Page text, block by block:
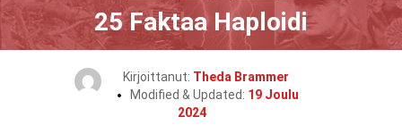
25 Faktaa Haploidi
Kirjoittanut: Theda Brammer
Modified & Updated: 19 Joulu
2024